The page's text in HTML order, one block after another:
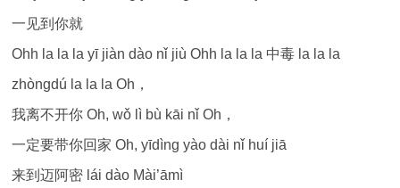
一见到你就
Ohh la la la yī jiàn dào nǐ jiù Ohh la la la 中毒 la la la
zhòngdú la la la Oh，
我离不开你 Oh, wǒ lì bù kāi nǐ Oh，
一定要带你回家 Oh, yīdìng yào dài nǐ huí jiā
来到迈阿密 lái dào Mài’āmì